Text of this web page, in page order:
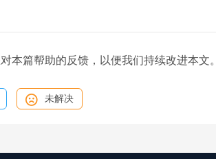
本篇帮助的反馈，以便我们持续改进本文。
未解决